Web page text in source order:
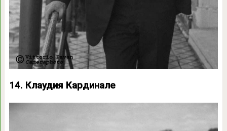
14. Клаудия Кардинале